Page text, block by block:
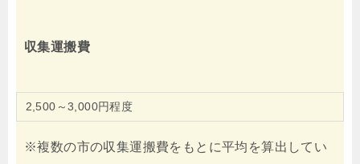
収集運搬費
2,500～3,000円程度
※複数の市の収集運搬費をもとに平均を算出してい